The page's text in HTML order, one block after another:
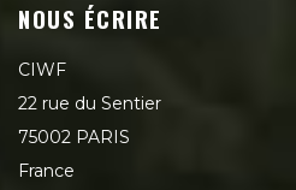
NOUS ÉCRIRE
CIWF
22 rue du Sentier
75002 PARIS
France